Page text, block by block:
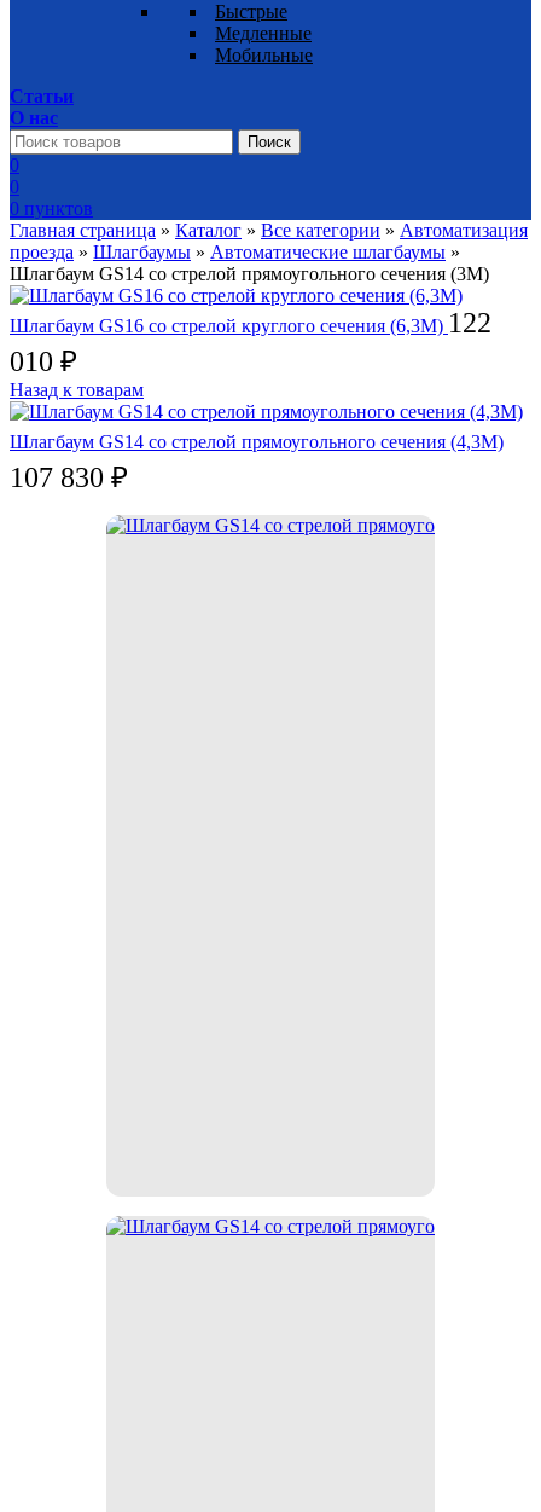
Быстрые
Медленные
Мобильные
Статьи
О нас
Поиск
0
0
0 пунктов
Главная страница » Каталог » Все категории » Автоматизация
проезда » Шлагбаумы » Автоматические шлагбаумы »
Шлагбаум GS14 со стрелой прямоугольного сечения (3М)
Шлагбаум GS16 со стрелой круглого сечения (6,3М) 122
010 ₽
Назад к товарам
Шлагбаум GS14 со стрелой прямоугольного сечения (4,3М)
107 830 ₽